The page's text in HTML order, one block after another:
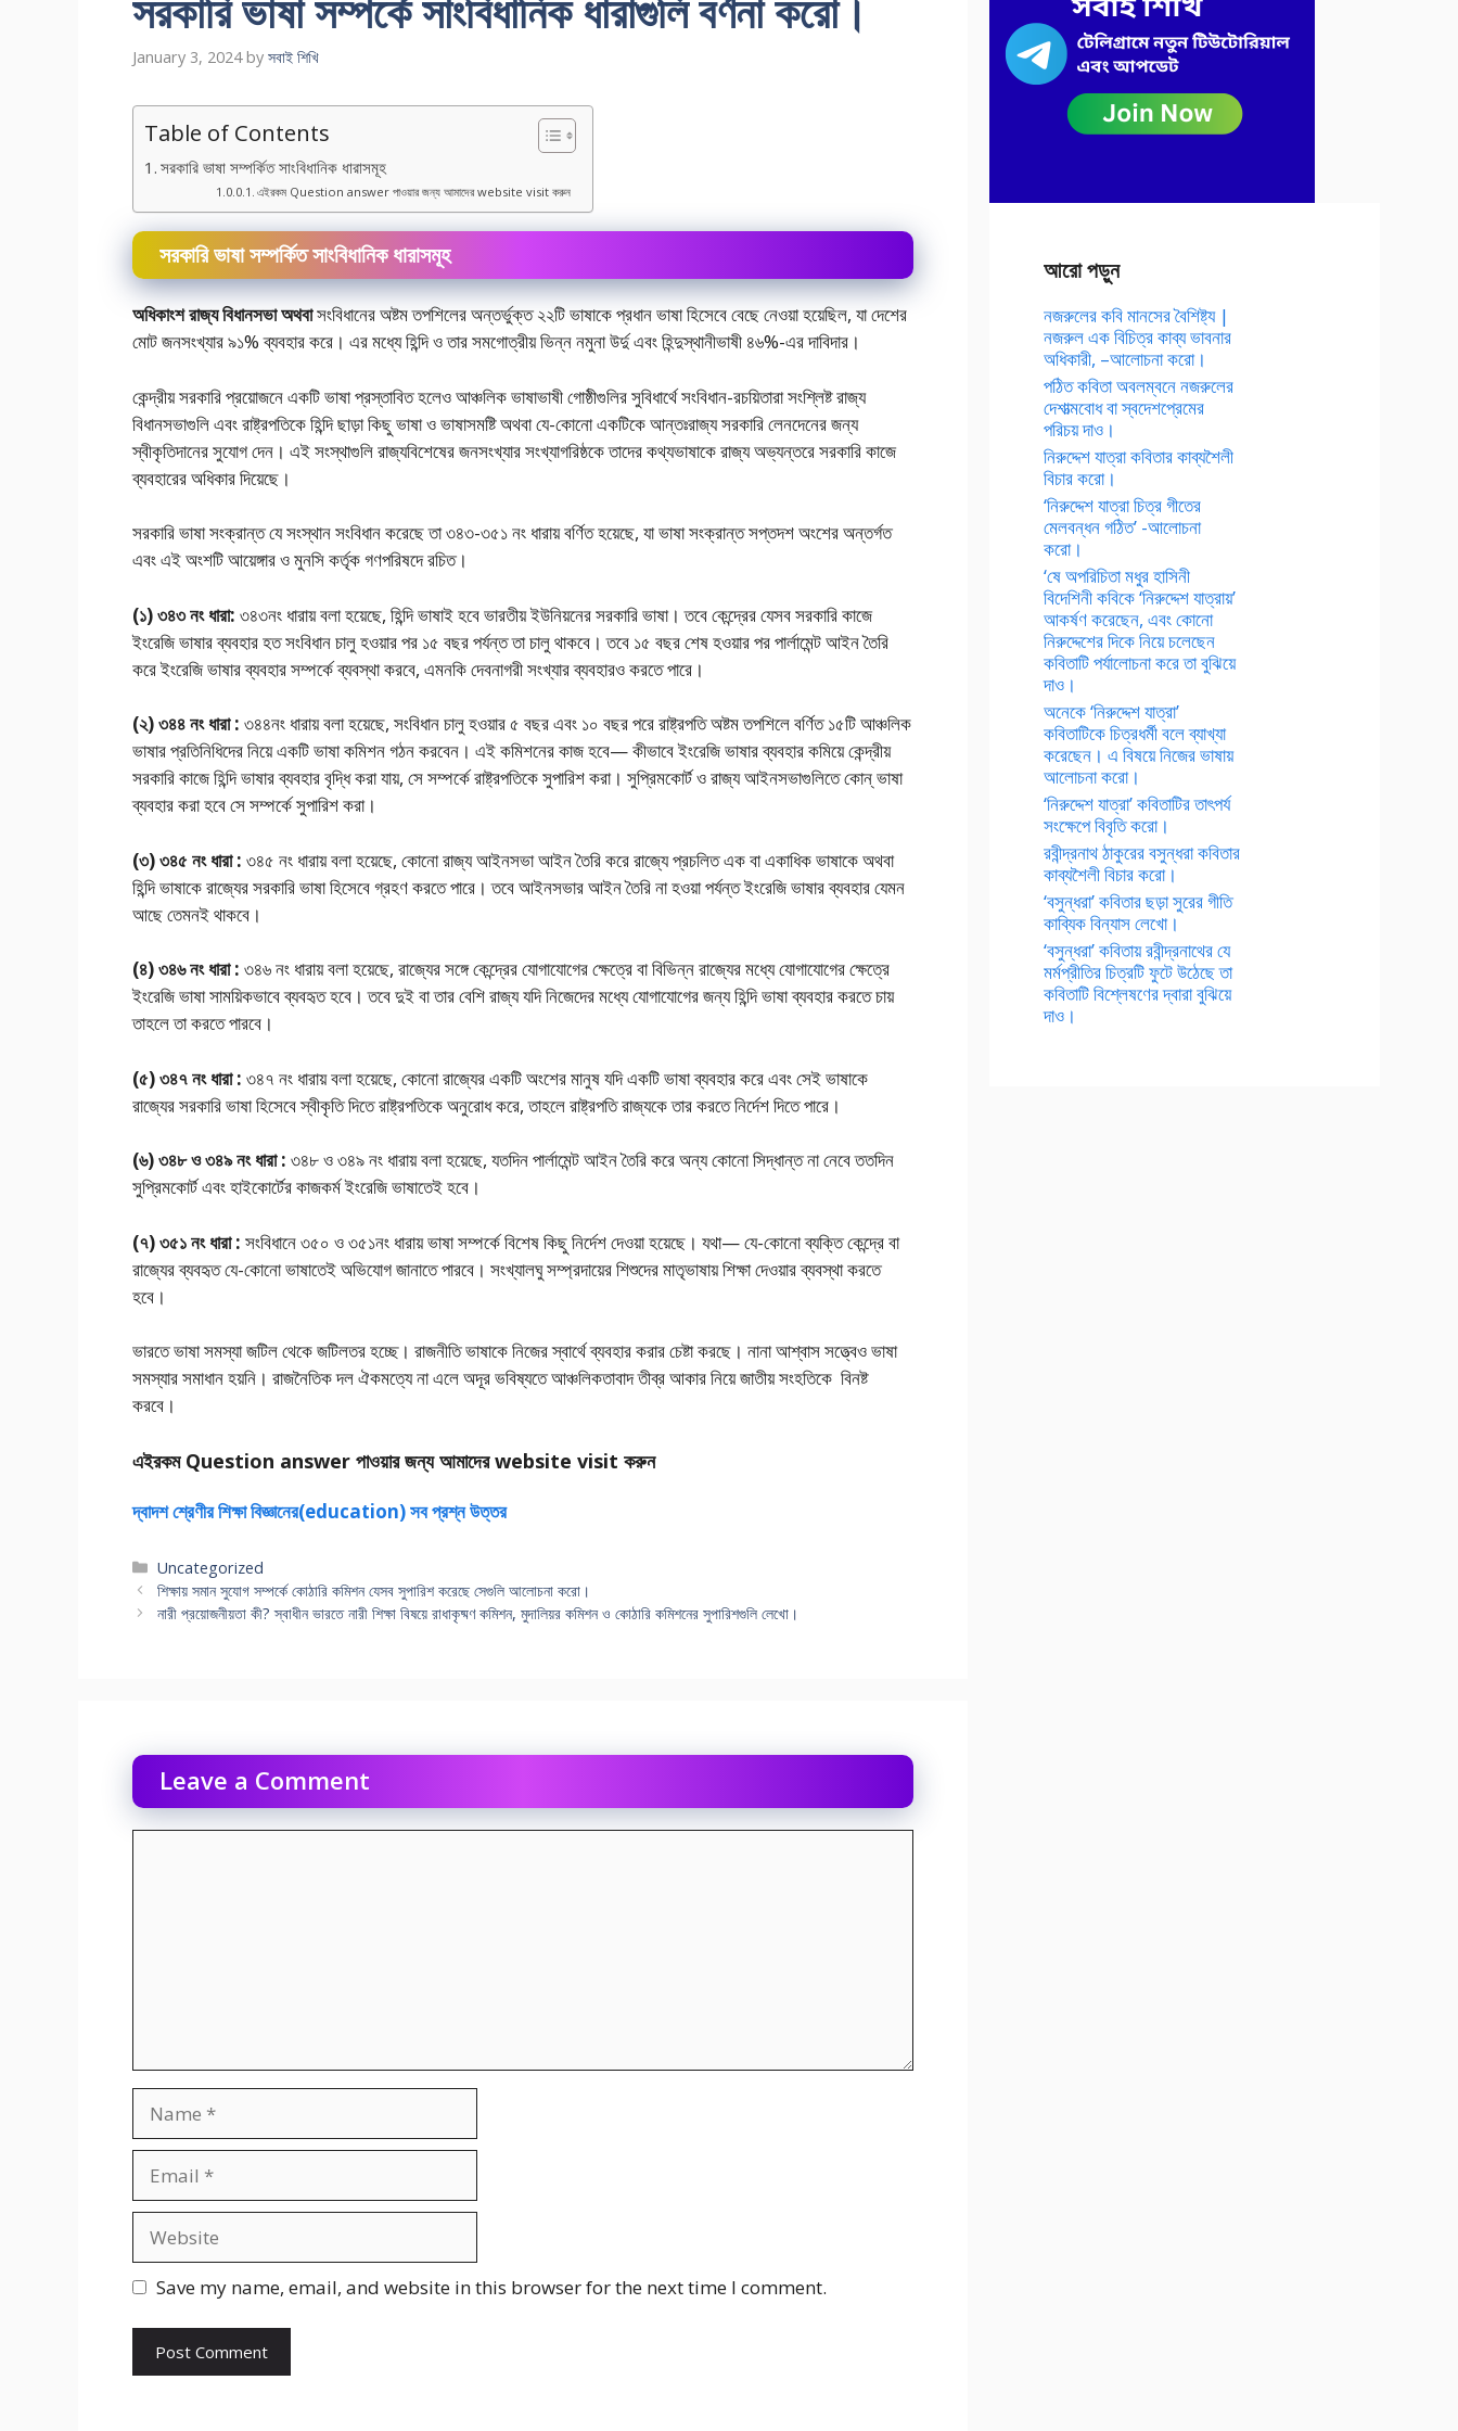
January 3, 2024 by সবাই শিখি
Table of Contents
সরকারি ভাষা সম্পর্কিত সাংবিধানিক ধারাসমূহ
এইরকম Question answer পাওয়ার জন্য আমাদের website visit করুন
সরকারি ভাষা সম্পর্কিত সাংবিধানিক ধারাসমূহ
অধিকাংশ রাজ্য বিধানসভা অথবাসংবিধানের অষ্টম তপশিলের অন্তর্ভুক্ত ২২টি ভাষাকে প্রধান ভাষা হিসেবে বেছে নেওয়া হয়েছিল, যা দেশের
মােট জনসংখ্যার ৯১% ব্যবহার করে। এর মধ্যে হিন্দি ও তার সমগােত্রীয় ভিন্ন নমুনা উর্দু এবং হিন্দুস্থানীভাষী ৪৬%-এর দাবিদার।
কেন্দ্রীয় সরকারি প্রয়ােজনে একটি ভাষা প্রস্তাবিত হলেও আঞ্চলিক ভাষাভাষী গােষ্ঠীগুলির সুবিধার্থে সংবিধান-রচয়িতারা সংশ্লিষ্ট রাজ্য
বিধানসভাগুলি এবং রাষ্ট্রপতিকে হিন্দি ছাড়া কিছু ভাষা ও ভাষাসমষ্টি অথবা যে-কোনাে একটিকে আন্তঃরাজ্য সরকারি লেনদেনের জন্য
স্বীকৃতিদানের সুযােগ দেন। এই সংস্থাগুলি রাজ্যবিশেষের জনসংখ্যার সংখ্যাগরিষ্ঠকে তাদের কথ্যভাষাকে রাজ্য অভ্যন্তরে সরকারি কাজে
ব্যবহারের অধিকার দিয়েছে।
সরকারি ভাষা সংক্রান্ত যে সংস্থান সংবিধান করেছে তা ৩৪৩-৩৫১ নং ধারায় বর্ণিত হয়েছে, যা ভাষা সংক্রান্ত সপ্তদশ অংশের অন্তর্গত
এবং এই অংশটি আয়েঙ্গার ও মুনসি কর্তৃক গণপরিষদে রচিত।
(১) ৩৪৩ নং ধারা: ৩৪৩নং ধারায় বলা হয়েছে, হিন্দি ভাষাই হবে ভারতীয় ইউনিয়নের সরকারি ভাষা। তবে কেন্দ্রের যেসব সরকারি কাজে
ইংরেজি ভাষার ব্যবহার হত সংবিধান চালু হওয়ার পর ১৫ বছর পর্যন্ত তা চালু থাকবে। তবে ১৫ বছর শেষ হওয়ার পর পার্লামেন্ট আইন তৈরি
করে ইংরেজি ভাষার ব্যবহার সম্পর্কে ব্যবস্থা করবে, এমনকি দেবনাগরী সংখ্যার ব্যবহারও করতে পারে।
(২) ৩৪৪ নং ধারা : ৩৪৪নং ধারায় বলা হয়েছে, সংবিধান চালু হওয়ার ৫ বছর এবং ১০ বছর পরে রাষ্ট্রপতি অষ্টম তপশিলে বর্ণিত ১৫টি আঞ্চলিক
ভাষার প্রতিনিধিদের নিয়ে একটি ভাষা কমিশন গঠন করবেন। এই কমিশনের কাজ হবে— কীভাবে ইংরেজি ভাষার ব্যবহার কমিয়ে কেন্দ্রীয়
সরকারি কাজে হিন্দি ভাষার ব্যবহার বৃদ্ধি করা যায়, সে সম্পর্কে রাষ্ট্রপতিকে সুপারিশ করা। সুপ্রিমকোর্ট ও রাজ্য আইনসভাগুলিতে কোন্ ভাষা
ব্যবহার করা হবে সে সম্পর্কে সুপারিশ করা।
(৩) ৩৪৫ নং ধারা : ৩৪৫ নং ধারায় বলা হয়েছে, কোনাে রাজ্য আইনসভা আইন তৈরি করে রাজ্যে প্রচলিত এক বা একাধিক ভাষাকে অথবা
হিন্দি ভাষাকে রাজ্যের সরকারি ভাষা হিসেবে গ্রহণ করতে পারে। তবে আইনসভার আইন তৈরি না হওয়া পর্যন্ত ইংরেজি ভাষার ব্যবহার যেমন
আছে তেমনই থাকবে।
(৪) ৩৪৬ নং ধারা : ৩৪৬ নং ধারায় বলা হয়েছে, রাজ্যের সঙ্গে কেন্দ্রের যােগাযােগের ক্ষেত্রে বা বিভিন্ন রাজ্যের মধ্যে যােগাযােগের ক্ষেত্রে
ইংরেজি ভাষা সাময়িকভাবে ব্যবহৃত হবে। তবে দুই বা তার বেশি রাজ্য যদি নিজেদের মধ্যে যােগাযােগের জন্য হিন্দি ভাষা ব্যবহার করতে চায়
তাহলে তা করতে পারবে।
(৫) ৩৪৭ নং ধারা : ৩৪৭ নং ধারায় বলা হয়েছে, কোনাে রাজ্যের একটি অংশের মানুষ যদি একটি ভাষা ব্যবহার করে এবং সেই ভাষাকে
রাজ্যের সরকারি ভাষা হিসেবে স্বীকৃতি দিতে রাষ্ট্রপতিকে অনুরােধ করে, তাহলে রাষ্ট্রপতি রাজ্যকে তার করতে নির্দেশ দিতে পারে।
(৬) ৩৪৮ ও ৩৪৯ নং ধারা : ৩৪৮ ও ৩৪৯ নং ধারায় বলা হয়েছে, যতদিন পার্লামেন্ট আইন তৈরি করে অন্য কোনাে সিদ্ধান্ত না নেবে ততদিন
সুপ্রিমকোর্ট এবং হাইকোর্টের কাজকর্ম ইংরেজি ভাষাতেই হবে।
(৭) ৩৫১ নং ধারা : সংবিধানে ৩৫০ ও ৩৫১নং ধারায় ভাষা সম্পর্কে বিশেষ কিছু নির্দেশ দেওয়া হয়েছে। যথা— যে-কোনাে ব্যক্তি কেন্দ্রে বা
রাজ্যের ব্যবহৃত যে-কোনাে ভাষাতেই অভিযােগ জানাতে পারবে। সংখ্যালঘু সম্প্রদায়ের শিশুদের মাতৃভাষায় শিক্ষা দেওয়ার ব্যবস্থা করতে
হবে।
ভারতে ভাষা সমস্যা জটিল থেকে জটিলতর হচ্ছে। রাজনীতি ভাষাকে নিজের স্বার্থে ব্যবহার করার চেষ্টা করছে। নানা আশ্বাস সত্ত্বেও ভাষা
সমস্যার সমাধান হয়নি। রাজনৈতিক দল ঐকমত্যে না এলে অদূর ভবিষ্যতে আঞ্চলিকতাবাদ তীব্র আকার নিয়ে জাতীয় সংহতিকে বিনষ্ট
করবে।
এইরকম Question answer পাওয়ার জন্য আমাদের website visit করুন
দ্বাদশ শ্রেণীর শিক্ষা বিজ্ঞানের(education) সব প্রশ্ন উত্তর
Categories
Uncategorized
শিক্ষায় সমান সুযােগ সম্পর্কে কোঠারি কমিশন যেসব সুপারিশ করেছে সেগুলি আলােচনা করাে।
নারী প্রয়ােজনীয়তা কী? স্বাধীন ভারতে নারী শিক্ষা বিষয়ে রাধাকৃষ্মণ কমিশন, মুদালিয়র কমিশন ও কোঠারি কমিশনের সুপারিশগুলি লেখাে।
Leave a Comment
Save my name, email, and website in this browser for the next time I comment.
আরো পড়ুন
নজরুলের কবি মানসের বৈশিষ্ট্য |
নজরুল এক বিচিত্র কাব্য ভাবনার
অধিকারী, –আলোচনা করো।
পঠিত কবিতা অবলম্বনে নজরুলের
দেশাত্মবোধ বা স্বদেশপ্রেমের
পরিচয় দাও।
নিরুদ্দেশ যাত্রা কবিতার কাব্যশৈলী
বিচার করো।
‘নিরুদ্দেশ যাত্রা চিত্র গীতের
মেলবন্ধন গঠিত’ -আলোচনা
করো।
‘ষে অপরিচিতা মধুর হাসিনী
বিদেশিনী কবিকে ‘নিরুদ্দেশ যাত্রায়’
আকর্ষণ করেছেন, এবং কোনো
নিরুদ্দেশের দিকে নিয়ে চলেছেন
কবিতাটি পর্যালোচনা করে তা বুঝিয়ে
দাও।
অনেকে ‘নিরুদ্দেশ যাত্রা’
কবিতাটিকে চিত্রধর্মী বলে ব্যাখ্যা
করেছেন। এ বিষয়ে নিজের ভাষায়
আলোচনা করো।
‘নিরুদ্দেশ যাত্রা’ কবিতাটির তাৎপর্য
সংক্ষেপে বিবৃতি করো।
রবীন্দ্রনাথ ঠাকুরের বসুন্ধরা কবিতার
কাব্যশৈলী বিচার করো।
‘বসুন্ধরা’ কবিতার ছড়া সুরের গীতি
কাব্যিক বিন্যাস লেখো।
‘বসুন্ধরা’ কবিতায় রবীন্দ্রনাথের যে
মর্মপ্রীতির চিত্রটি ফুটে উঠেছে তা
কবিতাটি বিশ্লেষণের দ্বারা বুঝিয়ে
দাও।